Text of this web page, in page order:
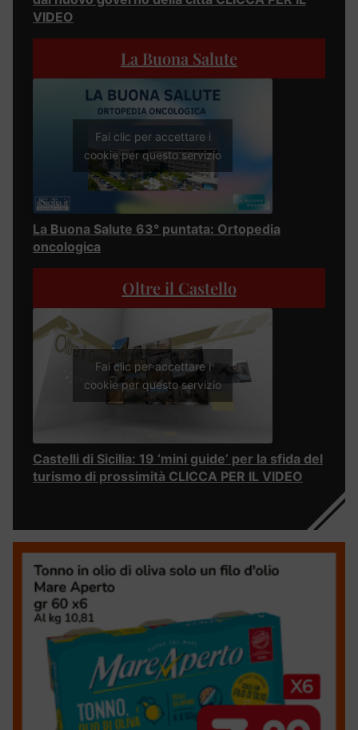
VIDEO
La Buona Salute
Fai clic per accettare i
cookie per questo servizio
La Buona Salute 63° puntata: Ortopedia
oncologica
Oltre il Castello
Fai clic per accettare i
cookie per questo servizio
Castelli di Sicilia: 19 ‘mini guide’ per la sfida del
turismo di prossimità CLICCA PER IL VIDEO